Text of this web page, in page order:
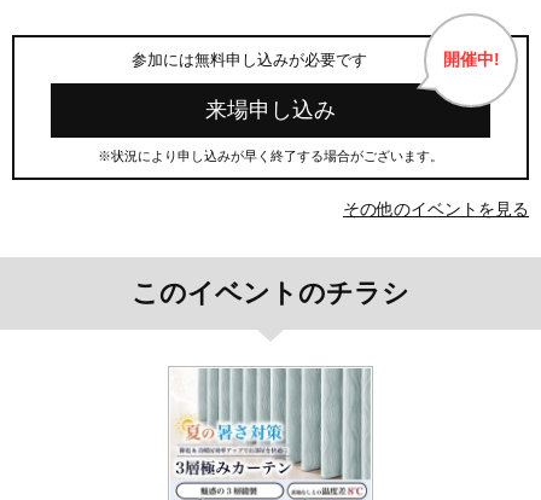
参加には無料申し込みが必要です 開催中!
来場申し込み
※状況により申し込みが早く終了する場合がございます。
その他のイベントを見る
このイベントのチラシ